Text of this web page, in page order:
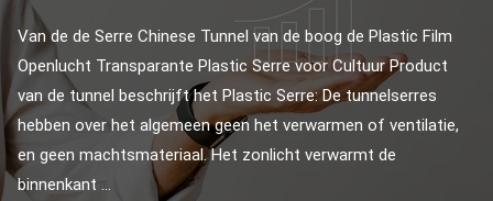
Van de de Serre Chinese Tunnel van de boog de Plastic Film
Openlucht Transparante Plastic Serre voor Cultuur Product
van de tunnel beschrijft het Plastic Serre: De tunnelserres
hebben over het algemeen geen het verwarmen of ventilatie,
en geen machtsmateriaal. Het zonlicht verwarmt de
binnenkant ...